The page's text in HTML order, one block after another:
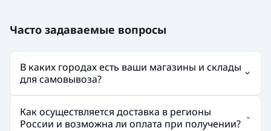
Часто задаваемые вопросы
В каких городах есть ваши магазины и склады
для самовывоза?
Как осуществляется доставка в регионы
России и возможна ли оплата при получении?